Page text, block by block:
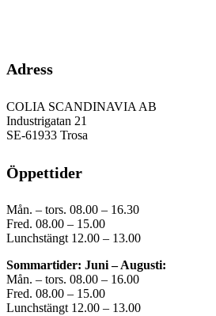
Adress
COLIA SCANDINAVIA AB
Industrigatan 21
SE-61933 Trosa
Öppettider
Mån. – tors. 08.00 – 16.30
Fred. 08.00 – 15.00
Lunchstängt 12.00 – 13.00
Sommartider: Juni – Augusti:
Mån. – tors. 08.00 – 16.00
Fred. 08.00 – 15.00
Lunchstängt 12.00 – 13.00